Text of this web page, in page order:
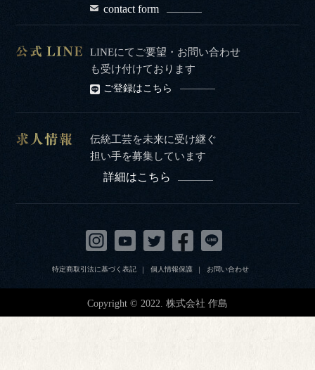
contact form
LINEにてご要望・お問い合わせ
も受け付けております
ご登録はこちら
伝統工芸を未来に受け継ぐ
担い手を募集しています
詳細はこちら
特定商取引法に基づく表記 個人情報保護 お問い合わせ
Copyright © 2022. 株式会社 作島